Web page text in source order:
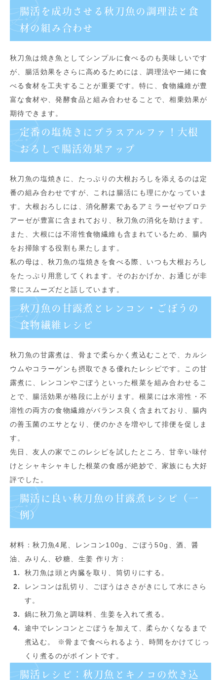
腸活を成功させる秋刀魚の調理法と食
材の組み合わせ
秋刀魚は焼き魚としてシンプルに食べるのも美味しいです
が、腸活効果をさらに高めるためには、調理法や一緒に食
べる食材を工夫することが重要です。特に、食物繊維が豊
富な食材や、発酵食品と組み合わせることで、相乗効果が
期待できます。
定番の塩焼きにプラスアルファ！大根
おろしで腸活効果アップ
秋刀魚の塩焼きに、たっぷりの大根おろしを添えるのは定
番の組み合わせですが、これは腸活にも理にかなっていま
す。大根おろしには、消化酵素であるアミラーゼやプロテ
アーゼが豊富に含まれており、秋刀魚の消化を助けます。
また、大根には不溶性食物繊維も含まれているため、腸内
をお掃除する役割も果たします。
私の母は、秋刀魚の塩焼きを食べる際、いつも大根おろし
をたっぷり用意してくれます。そのおかげか、お通じが非
常にスムーズだと話しています。
秋刀魚の甘露煮とレンコン・ごぼうの
食物繊維レシピ
秋刀魚の甘露煮は、骨まで柔らかく煮込むことで、カルシ
ウムやコラーゲンも摂取できる優れたレシピです。この甘
露煮に、レンコンやごぼうといった根菜を組み合わせるこ
とで、腸活効果が格段に上がります。根菜には水溶性・不
溶性の両方の食物繊維がバランス良く含まれており、腸内
の善玉菌のエサとなり、便のかさを増やして排便を促しま
す。
先日、友人の家でこのレシピを試したところ、甘辛い味付
けとシャキシャキした根菜の食感が絶妙で、家族にも大好
評でした。
腸活に良い秋刀魚の甘露煮レシピ（一
例）
材料：秋刀魚4尾、レンコン100g、ごぼう50g、酒、醤
油、みりん、砂糖、生姜 作り方：
秋刀魚は頭と内臓を取り、筒切りにする。
レンコンは乱切り、ごぼうはささがきにして水にさら
す。
鍋に秋刀魚と調味料、生姜を入れて煮る。
途中でレンコンとごぼうを加えて、柔らかくなるまで
煮込む。 ※骨まで食べられるよう、時間をかけてじっ
くり煮るのがポイントです。
腸活レシピ：秋刀魚とキノコの炊き込